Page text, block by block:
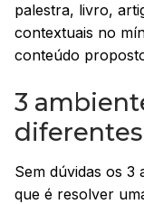
palestra, livro,
contextuais no
conteúdo
3
diferentes
Sem dúvidas os 3
que é resolver